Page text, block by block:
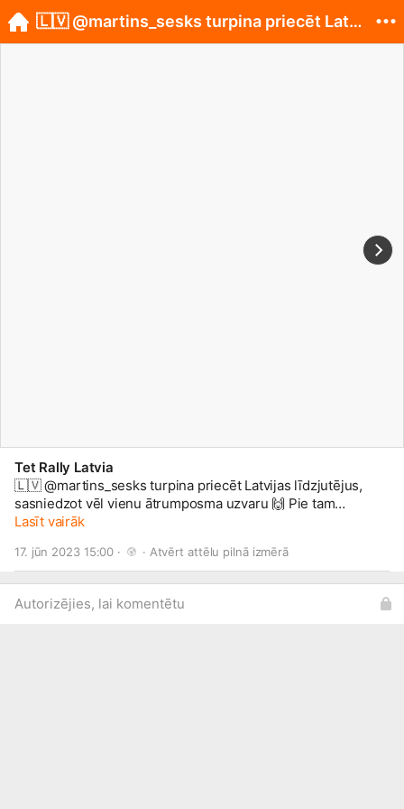
Tet Rally Latvia
🇱🇻 @martins_sesks turpina priecēt Latvijas līdzjutējus,
sasniedzot vēl vienu ātrumposma uzvaru 🙌 Pie tam
liepājnieks ir pārliecināts, ka savu sniegumu vēl iespējams
tagad atpaliek 28,6 sekundes.#TetRallyLiepāja
Lasīt vairāk
17. jūn 2023 15:00 · · Atvērt attēlu pilnā izmērā
Autorizējies, lai komentētu
🇱🇻 @martins_sesks turpina priecēt Latvijas līdz...